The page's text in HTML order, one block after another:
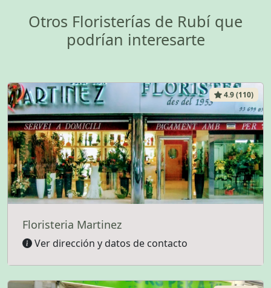
Otros Floristerías de Rubí que
podrían interesarte
4.9 (110)
Floristeria Martinez
Ver dirección y datos de contacto